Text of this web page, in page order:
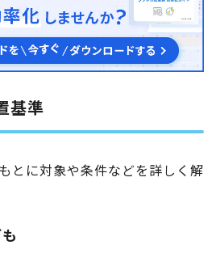
基準
とに対象や条件などを詳しく解